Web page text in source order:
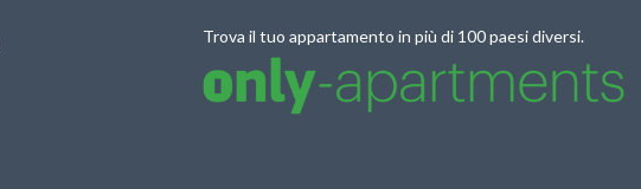
Trova il tuo appartamento in più di 100 paesi diversi.